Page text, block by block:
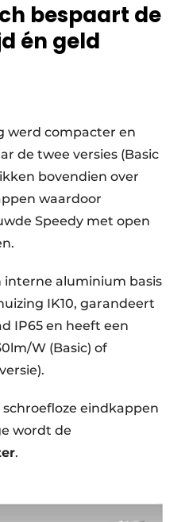
bespaart de
én geld
werd compacter en
de twee versies (Basic
bovendien over
waardoor
Speedy met open
interne aluminium basis
IK10, garandeert
IP65 en heeft een
W (Basic) of
eindkappen
wordt de
.